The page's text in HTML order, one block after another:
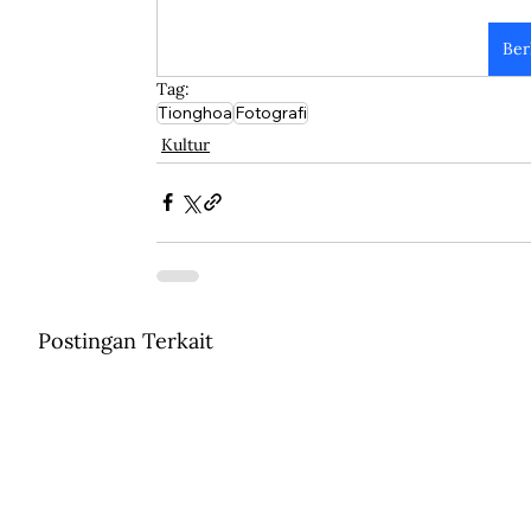
Tag:
TionghoaFotografi
Kultur
Postingan Terkait